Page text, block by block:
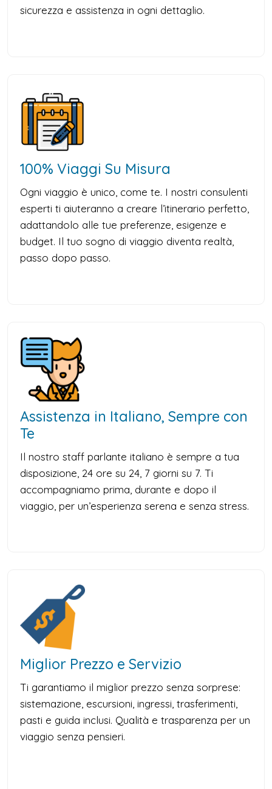
sicurezza e assistenza in ogni dettaglio.
100% Viaggi Su Misura
Ogni viaggio è unico, come te. I nostri consulenti
esperti ti aiuteranno a creare l’itinerario perfetto,
adattandolo alle tue preferenze, esigenze e
budget. Il tuo sogno di viaggio diventa realtà,
passo dopo passo.
Assistenza in Italiano, Sempre con
Te
Il nostro staff parlante italiano è sempre a tua
disposizione, 24 ore su 24, 7 giorni su 7. Ti
accompagniamo prima, durante e dopo il
viaggio, per un’esperienza serena e senza stress.
Miglior Prezzo e Servizio
Ti garantiamo il miglior prezzo senza sorprese:
sistemazione, escursioni, ingressi, trasferimenti,
pasti e guida inclusi. Qualità e trasparenza per un
viaggio senza pensieri.